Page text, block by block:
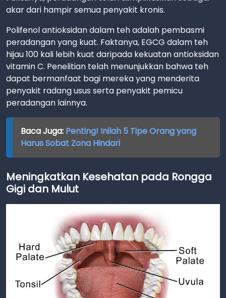
akar dari hampir semua penyakit kronis.
Polifenol antioksidan dalam teh adalah pembasmi
peradangan yang kuat. Faktanya, EGCG dalam teh
hijau 100 kali lebih kuat daripada kekuatan antioksidan
vitamin C. Penelitian telah menunjukkan bahwa teh
dapat bermanfaat bagi mereka yang menderita
penyakit radang usus serta penyakit pemicu
peradangan lainnya.
Baca Juga: Penting! Inilah 5 Tipe Orang yang
Harus Sobat Zona Hindari
Meningkatkan Kesehatan pada Rongga
Gigi dan Mulut